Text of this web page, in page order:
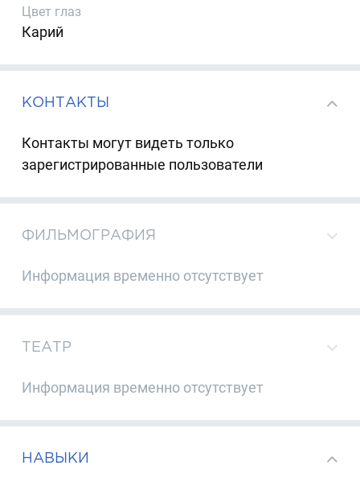
Цвет глаз
Карий
КОНТАКТЫ
Контакты могут видеть только
зарегистрированные пользователи
ФИЛЬМОГРАФИЯ
Информация временно отсутствует
ТЕАТР
Информация временно отсутствует
НАВЫКИ